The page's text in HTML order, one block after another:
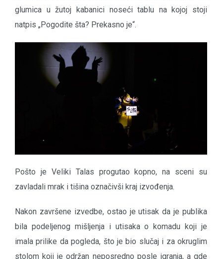
glumica u žutoj kabanici noseći tablu na kojoj stoji
natpis „Pogodite šta? Prekasno je“.
Pošto je Veliki Talas progutao kopno, na sceni su
zavladali mrak i tišina označivši kraj izvođenja.
Nakon završene izvedbe, ostao je utisak da je publika
bila podeljenog mišljenja i utisaka o komadu koji je
imala prilike da pogleda, što je bio slučaj i za okruglim
stolom koji je održan neposredno posle igranja, a gde